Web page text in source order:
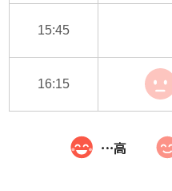
15:45
16:15